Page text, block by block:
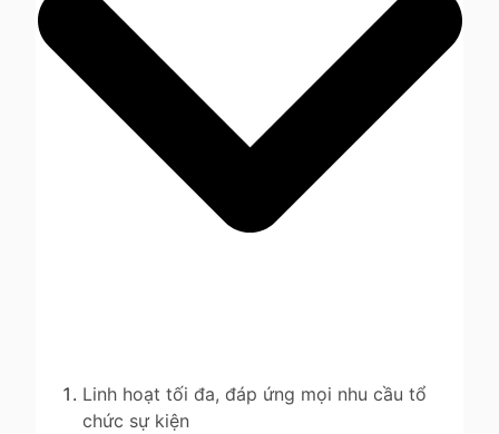
Linh hoạt tối đa, đáp ứng mọi nhu cầu tổ
chức sự kiện